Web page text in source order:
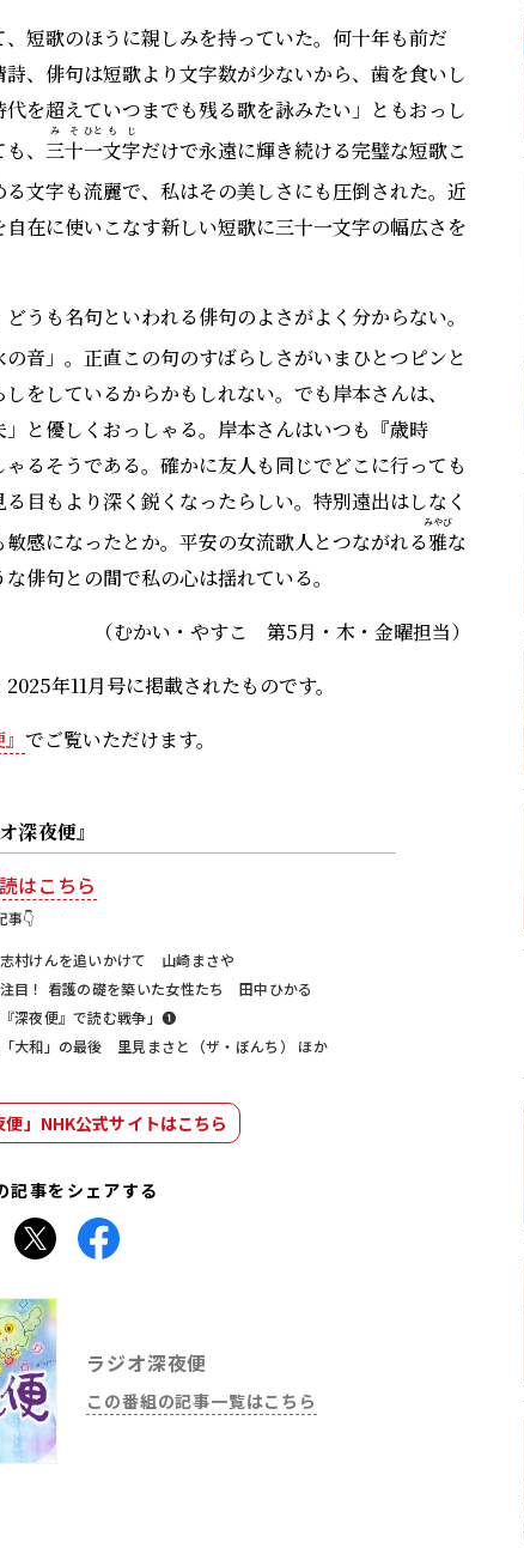
短歌のほうに親しみを持っていた。何十年も前だ
、俳句は短歌より文字数が少ないから、歯を食いし
を超えていつまでも残る歌を詠みたい」ともおっし
、 三十
みそ
一
ひと
文
も
字
じ
だけで永遠に輝き続ける完璧な短歌こ
る文字も流麗で、私はその美しさにも圧倒された。近
在に使いこなす新しい短歌に三十一文字の幅広さを
うも名句といわれる俳句のよさがよく分からない。
の音」。正直この句のすばらしさがいまひとつピンと
をしているからかもしれない。でも岸本さんは、
」と優しくおっしゃる。岸本さんはいつも『歳時
るそうである。確かに友人も同じでどこに行っても
目もより深く鋭くなったらしい。特別遠出はしなく
感になったとか。平安の女流歌人とつながれる雅
みやび
な
俳句との間で私の心は揺れている。
（むかい・やすこ 第5月・木・金曜担当）
年11月号に掲載されたものです。
でご覧いただけます。
深夜便』
はこちら
事👇
村けんを追いかけて 山崎まさや
目！ 看護の礎を築いた女性たち 田中ひかる
深夜便』で読む戦争」❶
大和」の最後 里見まさと（ザ・ぼんち） ほか
便」NHK公式サイトはこちら
記事をシェアする
X Facebook
ラジオ深夜便
この番組の記事一覧はこちら